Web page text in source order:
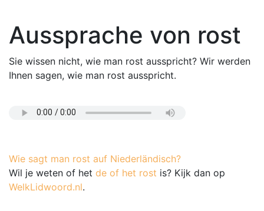
Aussprache von rost
Sie wissen nicht, wie man rost ausspricht? Wir werden
Ihnen sagen, wie man rost ausspricht.
Wie sagt man rost auf Niederländisch?
Wil je weten of het de of het rost is? Kijk dan op
WelkLidwoord.nl.